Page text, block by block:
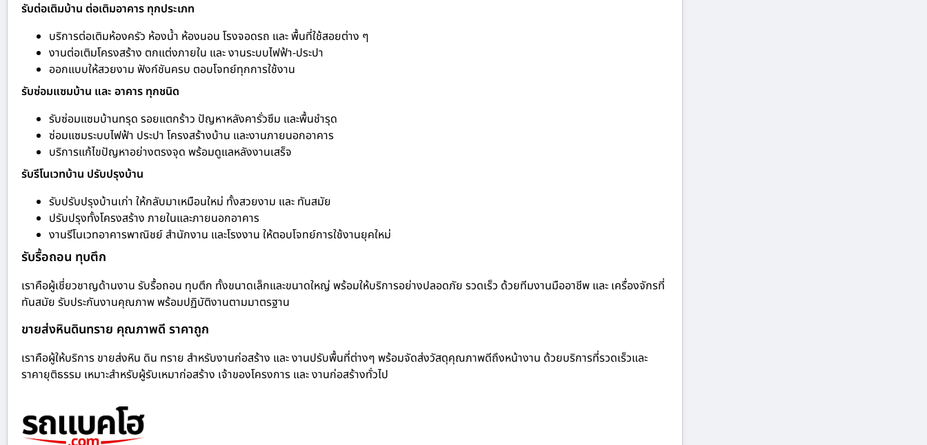
รับต่อเติมบ้าน ต่อเติมอาคาร ทุกประเภท
บริการต่อเติมห้องครัว ห้องน้ำ ห้องนอน โรงจอดรถ และ พื้นที่ใช้สอยต่าง ๆ
งานต่อเติมโครงสร้าง ตกแต่งภายใน และ งานระบบไฟฟ้า-ประปา
ออกแบบให้สวยงาม ฟังก์ชันครบ ตอบโจทย์ทุกการใช้งาน
รับซ่อมแซมบ้าน และ อาคาร ทุกชนิด
รับซ่อมแซมบ้านทรุด รอยแตกร้าว ปัญหาหลังคารั่วซึม และพื้นชำรุด
ซ่อมแซมระบบไฟฟ้า ประปา โครงสร้างบ้าน และงานภายนอกอาคาร
บริการแก้ไขปัญหาอย่างตรงจุด พร้อมดูแลหลังงานเสร็จ
รับรีโนเวทบ้าน ปรับปรุงบ้าน
รับปรับปรุงบ้านเก่า ให้กลับมาเหมือนใหม่ ทั้งสวยงาม และ ทันสมัย
ปรับปรุงทั้งโครงสร้าง ภายในและภายนอกอาคาร
งานรีโนเวทอาคารพาณิชย์ สำนักงาน และโรงงาน ให้ตอบโจทย์การใช้งานยุคใหม่
รับรื้อถอน ทุบตึก
เราคือผู้เชี่ยวชาญด้านงาน รับรื้อถอน ทุบตึก ทั้งขนาดเล็กและขนาดใหญ่ พร้อมให้บริการอย่างปลอดภัย รวดเร็ว ด้วยทีมงานมืออาชีพ และ เครื่องจักรที่
ทันสมัย รับประกันงานคุณภาพ พร้อมปฏิบัติงานตามมาตรฐาน
ขายส่งหินดินทราย คุณภาพดี ราคาถูก
เราคือผู้ให้บริการ ขายส่งหิน ดิน ทราย สำหรับงานก่อสร้าง และ งานปรับพื้นที่ต่างๆ พร้อมจัดส่งวัสดุคุณภาพดีถึงหน้างาน ด้วยบริการที่รวดเร็วและ
ราคายุติธรรม เหมาะสำหรับผู้รับเหมาก่อสร้าง เจ้าของโครงการ และ งานก่อสร้างทั่วไป